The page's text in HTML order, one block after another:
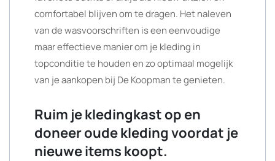
comfortabel blijven om te dragen. Het naleven
van de wasvoorschriften is een eenvoudige
maar effectieve manier om je kleding in
topconditie te houden en zo optimaal mogelijk
van je aankopen bij De Koopman te genieten.
Ruim je kledingkast op en
doneer oude kleding voordat je
nieuwe items koopt.